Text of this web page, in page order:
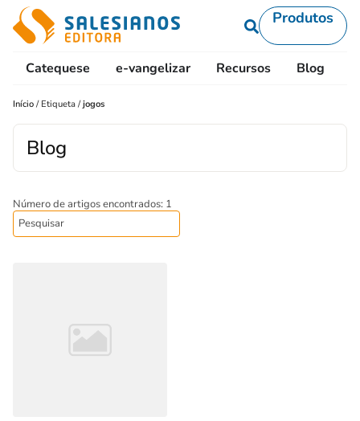
Produtos
Catequese e-vangelizar Recursos Blog
Início / Etiqueta /jogos
Blog
Número de artigos encontrados: 1